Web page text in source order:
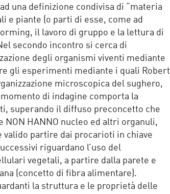
una definizione condivisa di “materia
e piante (o parti di esse, come ad
il lavoro di gruppo e la lettura di
secondo incontro si cerca di
degli organismi viventi mediante
gli esperimenti mediante i quali Robert
microscopica del sughero,
di indagine comporta la
superando il diffuso preconcetto che
HANNO nucleo ed altri organuli,
valido partire dai procarioti in chiave
riguardano l’uso del
vegetali, a partire dalla parete e
(concetto di fibra alimentare).
la struttura e le proprietà delle